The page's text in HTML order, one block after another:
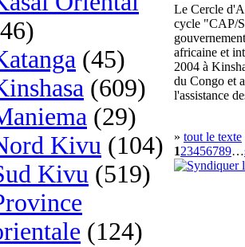
(45)
(609)
(29)
Kivu (104)
Kivu (519)
(124)
Le Cercle
cycle "CAP/
africaine et
2004 à
du Congo et
l'assistance
» tout le texte
123456789…